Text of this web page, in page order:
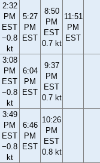
2:32
PM
EST
−0.8
kt
5:27
PM
EST
8:50
PM
EST
0.7 kt
11:51
PM
EST
3:08
PM
EST
−0.8
kt
6:04
PM
EST
9:37
PM
EST
0.7 kt
3:49
PM
EST
−0.8
kt
6:46
PM
EST
10:26
PM
EST
0.8 kt